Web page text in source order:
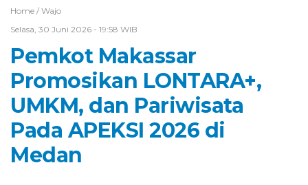
Home / Wajo
Selasa, 30 Juni 2026 - 19:58 WIB
Pemkot Makassar
Promosikan LONTARA+,
UMKM, dan Pariwisata
Pada APEKSI 2026 di
Medan